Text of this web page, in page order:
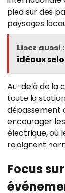
pied sur des
paysages
Lisez aussi :
idéaux
Au-delà de la
toute la
dépassement
encourager
électrique, où
rejoignent
Focus